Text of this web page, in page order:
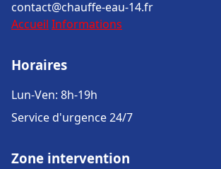
contact@chauffe-eau-14.fr
Accueil Informations
Horaires
Lun-Ven: 8h-19h
Service d'urgence 24/7
Zone intervention